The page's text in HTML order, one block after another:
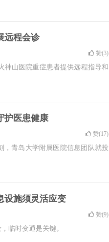
远程会诊
赞(3)
神山医院重症患者提供远程指导和
护医患健康
赞(17)
，青岛大学附属医院信息团队就投
设施须灵活应变
赞(9)
临时变通是关键。